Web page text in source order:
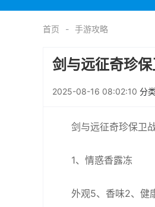
首页 手游攻略
剑与远征奇珍
2025-08-16 08:02:10 分
剑与远征奇珍保卫
1、情惑香露冻
外观5、香味2、健